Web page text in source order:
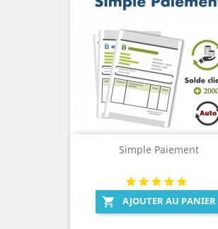
Simple Paiement
 AJOUTER AU PANIER